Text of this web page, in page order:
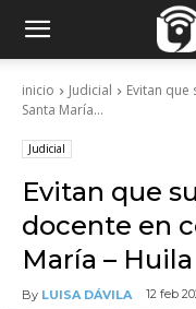
inicio Judicial
Evitan
Santa María...
Judicial
Evitan que
docente en
María – Huila
By LUISA DÁVILA 12 feb